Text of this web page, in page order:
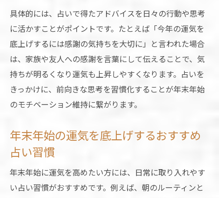
具体的には、占いで得たアドバイスを日々の行動や思考
に活かすことがポイントです。たとえば「今年の運気を
底上げするには感謝の気持ちを大切に」と言われた場合
は、家族や友人への感謝を言葉にして伝えることで、気
持ちが明るくなり運気も上昇しやすくなります。占いを
きっかけに、前向きな思考を習慣化することが年末年始
のモチベーション維持に繋がります。
年末年始の運気を底上げするおすすめ
占い習慣
年末年始に運気を高めたい方には、日常に取り入れやす
い占い習慣がおすすめです。例えば、朝のルーティンと